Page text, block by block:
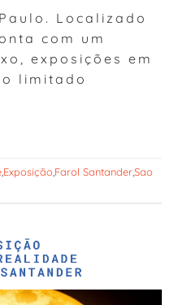
Localizado
com um
exposições em
limitado
Exposição Farol SantanderSao